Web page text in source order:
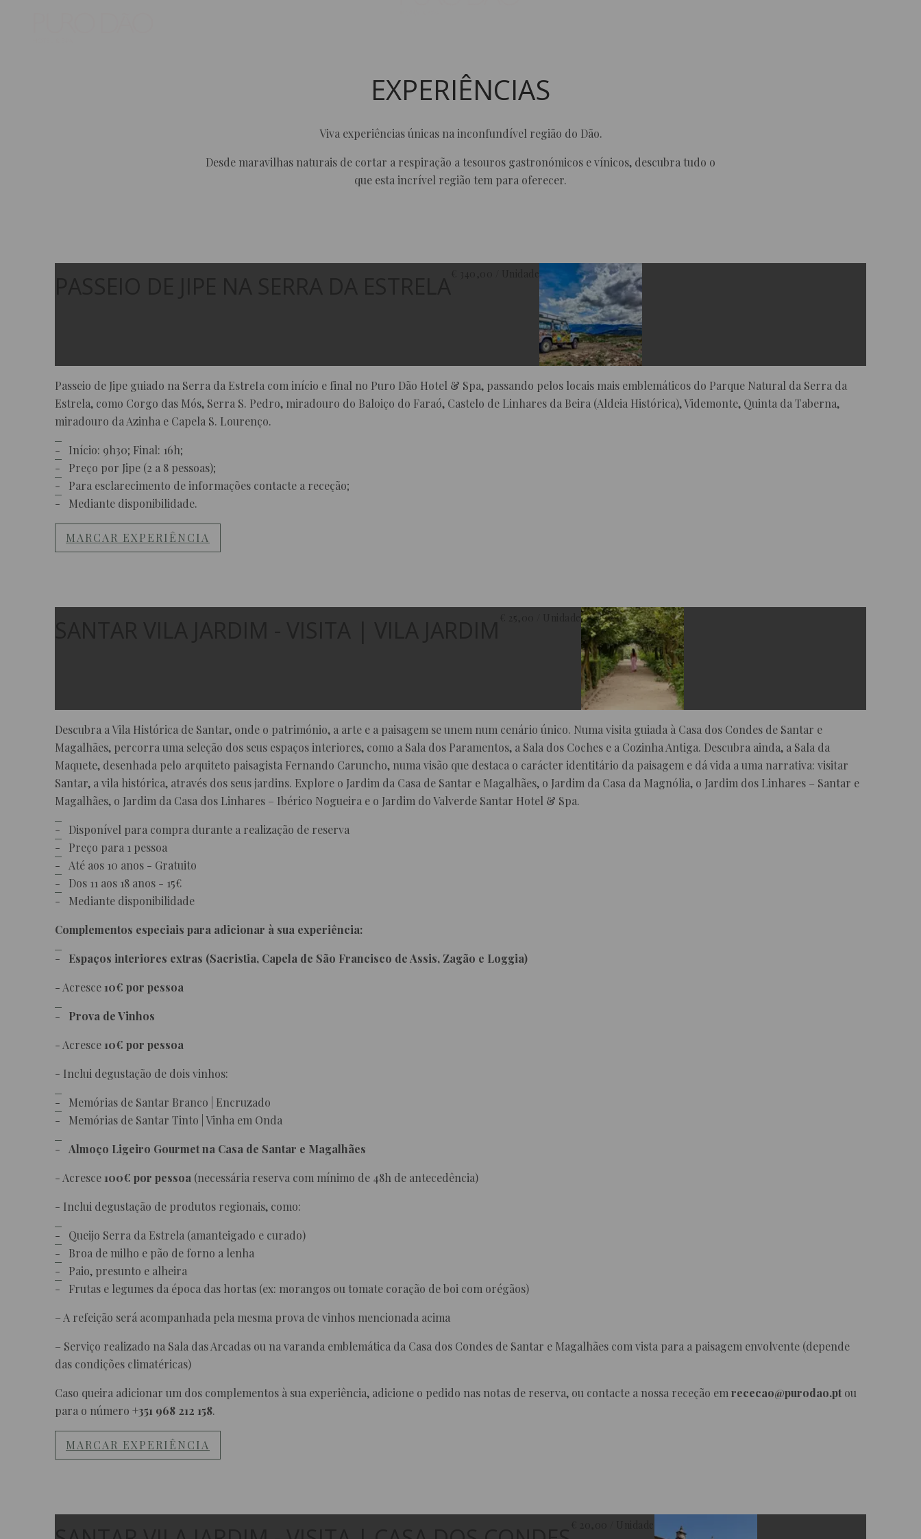
EXPERIÊNCIAS
Viva experiências únicas na inconfundível região do Dão.
Desde maravilhas naturais de cortar a respiração a tesouros gastronómicos e vínicos, descubra tudo o
que esta incrível região tem para oferecer.
Passeio de Jipe guiado na Serra da EstreIa com início e final no Puro Dão Hotel & Spa, passando pelos locais mais emblemáticos do Parque Natural da Serra da
Estrela, como Corgo das Mós, Serra S. Pedro, miradouro do Baloiço do Faraó, Castelo de Linhares da Beira (Aldeia Histórica), Videmonte, Quinta da Taberna,
miradouro da Azinha e Capela S. Lourenço.
Início: 9h30; Final: 16h;
Preço por Jipe (2 a 8 pessoas);
Para esclarecimento de informações contacte a receção;
Mediante disponibilidade.
MARCAR EXPERIÊNCIA
Descubra a Vila Histórica de Santar, onde o património, a arte e a paisagem se unem num cenário único. Numa visita guiada à Casa dos Condes de Santar e
Magalhães, percorra uma seleção dos seus espaços interiores, como a Sala dos Paramentos, a Sala dos Coches e a Cozinha Antiga. Descubra ainda, a Sala da
Maquete, desenhada pelo arquiteto paisagista Fernando Caruncho, numa visão que destaca o carácter identitário da paisagem e dá vida a uma narrativa: visitar
Santar, a vila histórica, através dos seus jardins. Explore o Jardim da Casa de Santar e Magalhães, o Jardim da Casa da Magnólia, o Jardim dos Linhares – Santar e
Magalhães, o Jardim da Casa dos Linhares – Ibérico Nogueira e o Jardim do Valverde Santar Hotel & Spa.
Disponível para compra durante a realização de reserva
Preço para 1 pessoa
Até aos 10 anos - Gratuito
Dos 11 aos 18 anos - 15€
Mediante disponibilidade
Complementos especiais para adicionar à sua experiência:
Espaços interiores extras (Sacristia, Capela de São Francisco de Assis, Zagão e Loggia)
- Acresce 10€ por pessoa
Prova de Vinhos
- Acresce 10€ por pessoa
- Inclui degustação de dois vinhos:
Memórias de Santar Branco | Encruzado
Memórias de Santar Tinto | Vinha em Onda
Almoço Ligeiro Gourmet na Casa de Santar e Magalhães
- Acresce 100€ por pessoa (necessária reserva com mínimo de 48h de antecedência)
- Inclui degustação de produtos regionais, como:
Queijo Serra da Estrela (amanteigado e curado)
Broa de milho e pão de forno a lenha
Paio, presunto e alheira
Frutas e legumes da época das hortas (ex: morangos ou tomate coração de boi com orégãos)
– A refeição será acompanhada pela mesma prova de vinhos mencionada acima
– Serviço realizado na Sala das Arcadas ou na varanda emblemática da Casa dos Condes de Santar e Magalhães com vista para a paisagem envolvente (depende
das condições climatéricas)
Caso queira adicionar um dos complementos à sua experiência, adicione o pedido nas notas de reserva, ou contacte a nossa receção em rececao@purodao.ptou
para o número +351 968 212 158.
MARCAR EXPERIÊNCIA